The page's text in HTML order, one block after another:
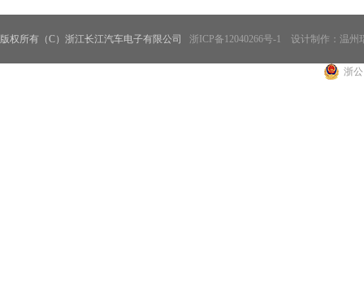
版权所有（C）浙江长江汽车电子有限公司 浙ICP备12040266号-1 设计制作：温州
浙公